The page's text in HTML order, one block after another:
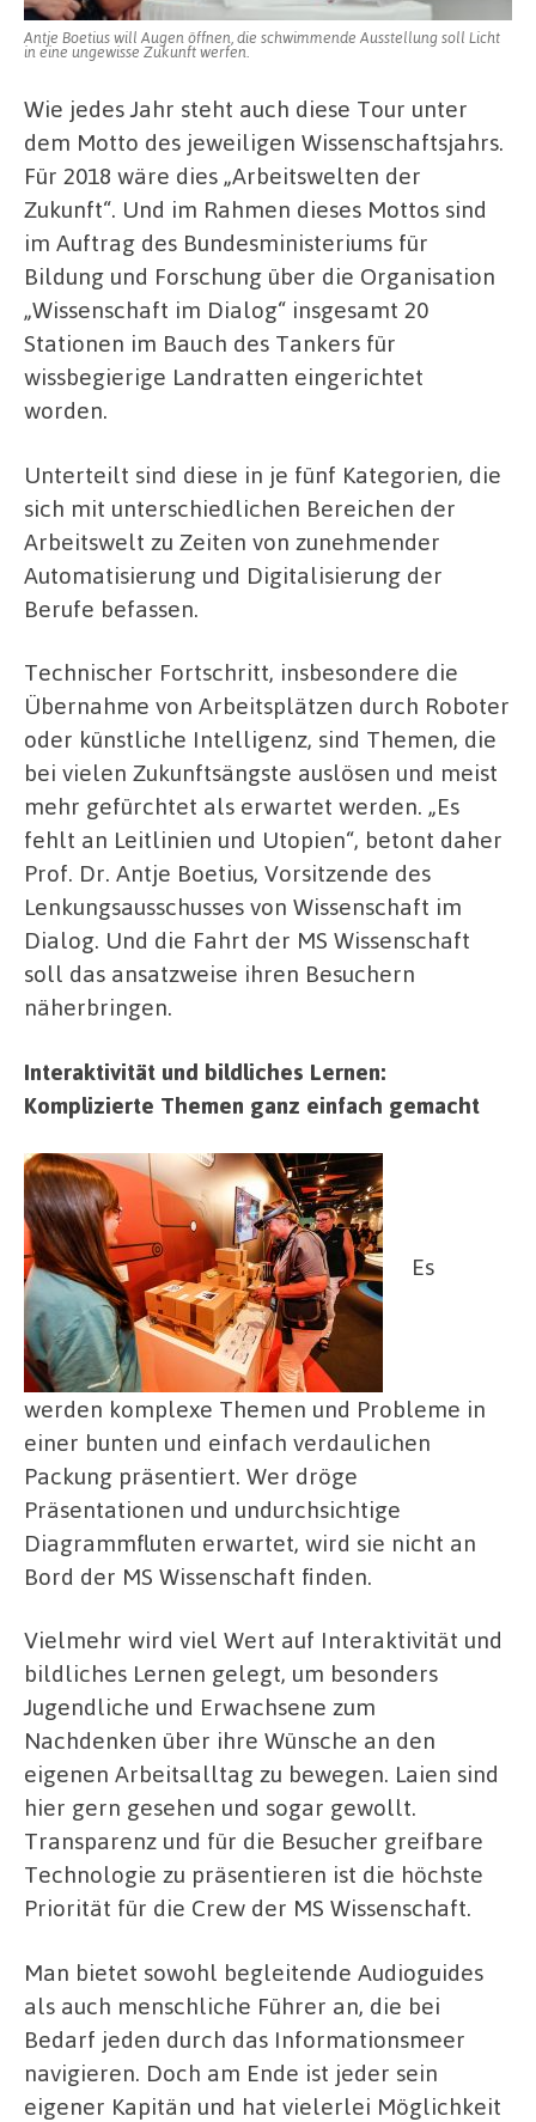
Antje Boetius will Augen öffnen, die schwimmende Ausstellung soll Licht
in eine ungewisse Zukunft werfen.
Wie jedes Jahr steht auch diese Tour unter
dem Motto des jeweiligen Wissenschaftsjahrs.
Für 2018 wäre dies „Arbeitswelten der
Zukunft“. Und im Rahmen dieses Mottos sind
im Auftrag des Bundesministeriums für
Bildung und Forschung über die Organisation
„Wissenschaft im Dialog“ insgesamt 20
Stationen im Bauch des Tankers für
wissbegierige Landratten eingerichtet
worden.
Unterteilt sind diese in je fünf Kategorien, die
sich mit unterschiedlichen Bereichen der
Arbeitswelt zu Zeiten von zunehmender
Automatisierung und Digitalisierung der
Berufe befassen.
Technischer Fortschritt, insbesondere die
Übernahme von Arbeitsplätzen durch Roboter
oder künstliche Intelligenz, sind Themen, die
bei vielen Zukunftsängste auslösen und meist
mehr gefürchtet als erwartet werden. „Es
fehlt an Leitlinien und Utopien“, betont daher
Prof. Dr. Antje Boetius, Vorsitzende des
Lenkungsausschusses von Wissenschaft im
Dialog. Und die Fahrt der MS Wissenschaft
soll das ansatzweise ihren Besuchern
näherbringen.
Interaktivität und bildliches Lernen:
Komplizierte Themen ganz einfach gemacht
Es
werden komplexe Themen und Probleme in
einer bunten und einfach verdaulichen
Packung präsentiert. Wer dröge
Präsentationen und undurchsichtige
Diagrammfluten erwartet, wird sie nicht an
Bord der MS Wissenschaft finden.
Vielmehr wird viel Wert auf Interaktivität und
bildliches Lernen gelegt, um besonders
Jugendliche und Erwachsene zum
Nachdenken über ihre Wünsche an den
eigenen Arbeitsalltag zu bewegen. Laien sind
hier gern gesehen und sogar gewollt.
Transparenz und für die Besucher greifbare
Technologie zu präsentieren ist die höchste
Priorität für die Crew der MS Wissenschaft.
Man bietet sowohl begleitende Audioguides
als auch menschliche Führer an, die bei
Bedarf jeden durch das Informationsmeer
navigieren. Doch am Ende ist jeder sein
eigener Kapitän und hat vielerlei Möglichkeit